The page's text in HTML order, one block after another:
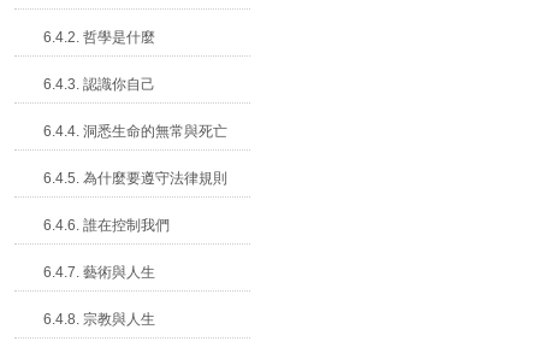
6.4.2. 哲學是什麼
6.4.3. 認識你自己
6.4.4. 洞悉生命的無常與死亡
6.4.5. 為什麼要遵守法律規則
6.4.6. 誰在控制我們
6.4.7. 藝術與人生
6.4.8. 宗教與人生